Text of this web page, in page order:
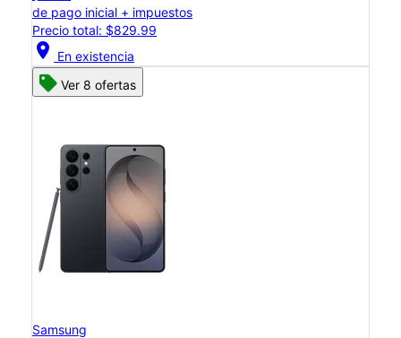
de pago inicial + impuestos
Precio total: $829.99
location_on En existencia
Ver 8 ofertas
Samsung